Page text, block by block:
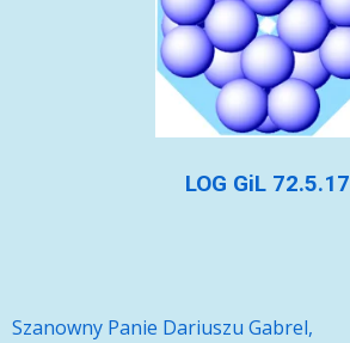
LOG GiL 72.5.17
Szanowny Panie Dariuszu Gabrel,